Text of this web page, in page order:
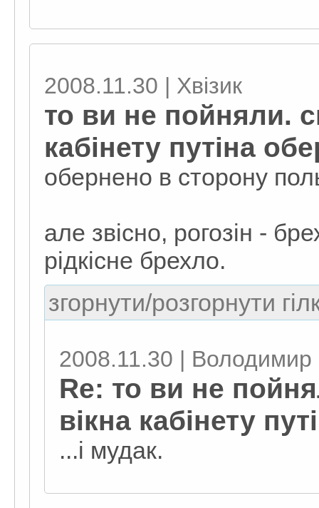
2008.11.30 | Хвізик
то ви не пойняли.
кабінету путіна
обернено в сторону
але звісно, рогозін -
рідкісне брехло.
згорнути/розгорнути
2008.11.30 | Володимир
Re: то ви не
вікна кабінету
...і мудак.